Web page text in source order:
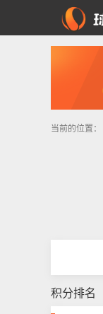
当前的位置：
积分排名